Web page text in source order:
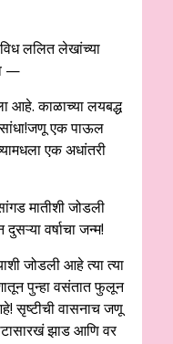
ललित लेखांच्या
—
आहे. काळाच्या लयबद्ध
एक पाऊल
एक अधांतरी
मातीशी जोडली
वर्षाचा जन्म!
जोडली आहे त्या त्या
पुन्हा वसंतात फुलून
सृष्टीची वासनाच जणू
झाड आणि वर